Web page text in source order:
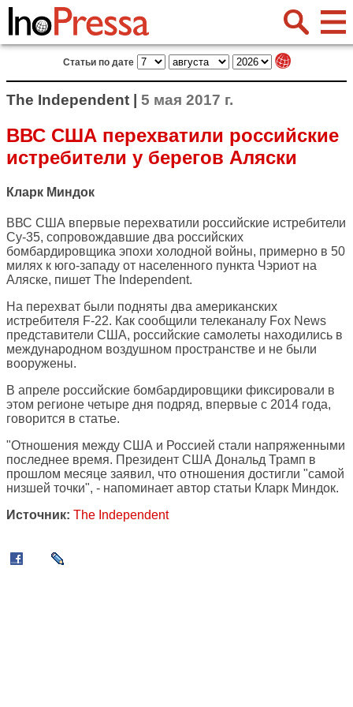
Статьи по дате
The Independent | 5 мая 2017 г.
ВВС США перехватили российские
истребители у берегов Аляски
Кларк Миндок
ВВС США впервые перехватили российские истребители
Су-35, сопровождавшие два российских
бомбардировщика эпохи холодной войны, примерно в 50
милях к юго-западу от населенного пункта Чэриот на
Аляске, пишет The Independent.
На перехват были подняты два американских
истребителя F-22. Как сообщили телеканалу Fox News
представители США, российские самолеты находились в
международном воздушном пространстве и не были
вооружены.
В апреле российские бомбардировщики фиксировали в
этом регионе четыре дня подряд, впервые с 2014 года,
говорится в статье.
"Отношения между США и Россией стали напряженными
последнее время. Президент США Дональд Трамп в
прошлом месяце заявил, что отношения достигли "самой
низшей точки", - напоминает автор статьи Кларк Миндок.
Источник: The Independent